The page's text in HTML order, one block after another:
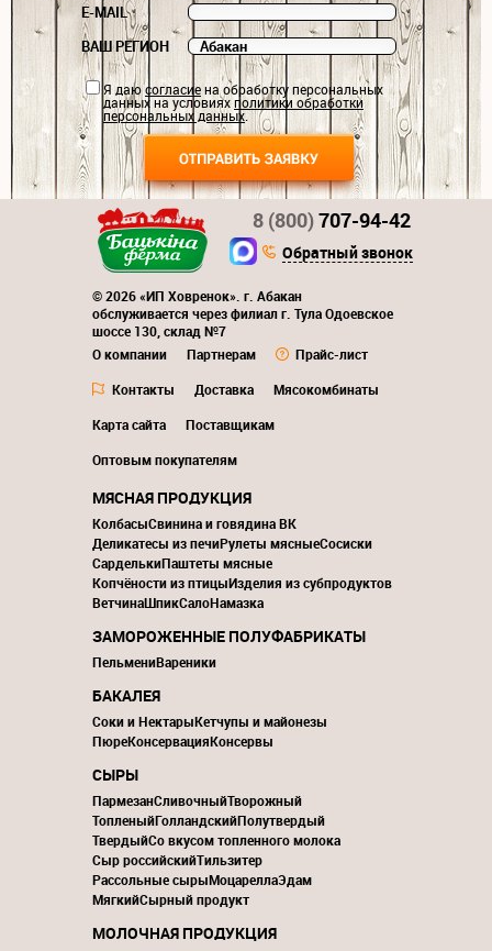
E-MAIL
ВАШ РЕГИОН
Я даюсогласиена обработку персональных
данных на условияхполитики обработки
персональных данных.
© 2026 «ИП Ховренок». г. Абакан
обслуживается через филиал г. Тула Одоевское
шоссе 130, склад №7
О компании
Партнерам
Прайс-лист
Контакты
Доставка
Мясокомбинаты
Карта сайта
Поставщикам
Оптовым покупателям
8 (800)707-94-42
Обратный звонок
МЯСНАЯ ПРОДУКЦИЯ
КолбасыСвинина и говядина ВК
Деликатесы из печиРулеты мясныеСосиски
СарделькиПаштеты мясные
Копчёности из птицыИзделия из субпродуктов
ВетчинаШпикСалоНамазка
ЗАМОРОЖЕННЫЕ ПОЛУФАБРИКАТЫ
ПельмениВареники
БАКАЛЕЯ
Соки и НектарыКетчупы и майонезы
ПюреКонсервацияКонсервы
СЫРЫ
ПармезанСливочныйТворожный
ТопленыйГолландскийПолутвердый
ТвердыйСо вкусом топленного молока
Сыр российскийТильзитер
Рассольные сырыМоцареллаЭдам
МягкийСырный продукт
МОЛОЧНАЯ ПРОДУКЦИЯ